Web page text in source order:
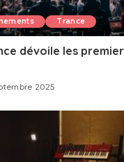
Trance
dévoile les
2025